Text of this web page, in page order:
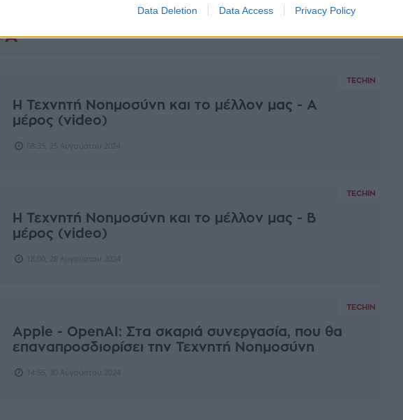
Data Deletion Data Access Privacy Policy
TECHIN
Η Τεχνητή Νοημοσύνη και το μέλλον μας - Α
μέρος (video)
TECHIN
Η Τεχνητή Νοημοσύνη και το μέλλον μας - Β
μέρος (video)
TECHIN
Apple - OpenAI: Στα σκαριά συνεργασία, που θα
επαναπροσδιορίσει την Τεχνητή Νοημοσύνη